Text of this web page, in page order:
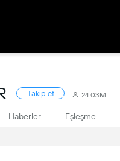
Takip et 24.03M
Haberler Eşleşme